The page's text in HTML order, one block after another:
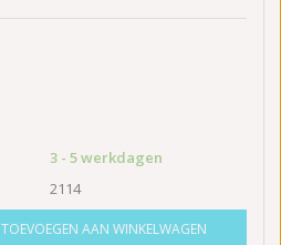
3 - 5 werkdagen
2114
TOEVOEGEN AAN WINKELWAGEN